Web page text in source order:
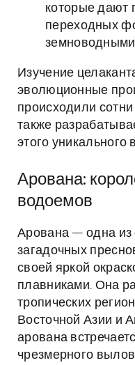
которые дают
переходных
Изучение
эволюционные
происходили
также
этого уникального
Арована:
водоемов
Арована — одна из
загадочных
своей яркой
плавниками. Она
тропических
Восточной Азии и
арована
чрезмерного